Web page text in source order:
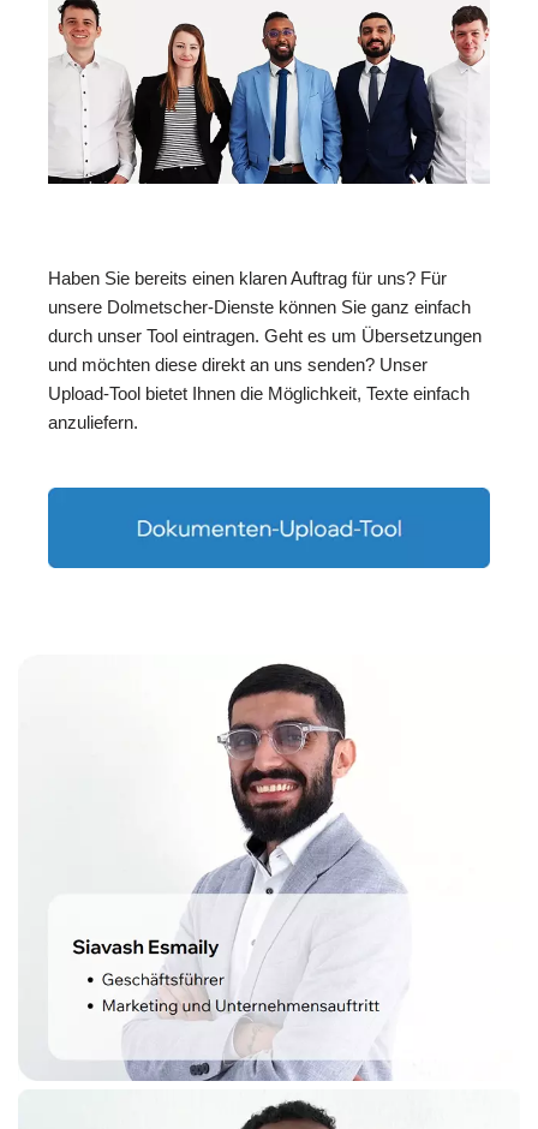
Haben Sie bereits einen klaren Auftrag für uns? Für
unsere Dolmetscher-Dienste können Sie ganz einfach
durch unser Tool eintragen. Geht es um Übersetzungen
und möchten diese direkt an uns senden? Unser
Upload-Tool bietet Ihnen die Möglichkeit, Texte einfach
anzuliefern.